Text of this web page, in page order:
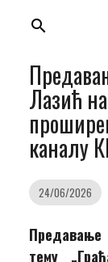
search
Лазић
каналу
24/06/2026
тему